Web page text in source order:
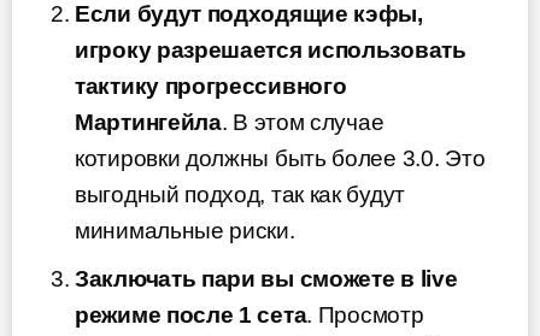
Если будут подходящие кэфы,
игроку разрешается использовать
тактику прогрессивного
Мартингейла. В этом случае
котировки должны быть более 3.0. Это
выгодный подход, так как будут
минимальные риски.
Заключать пари вы сможете в live
режиме после 1 сета. Просмотр